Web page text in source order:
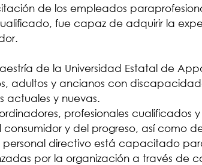
de los empleados
fue capaz de adquirir la
de la Universidad Estatal de
adultos y ancianos con
actuales y nuevas.
profesionales
consumidor y del progreso, así como
directivo está capacitado
por la organización a través de